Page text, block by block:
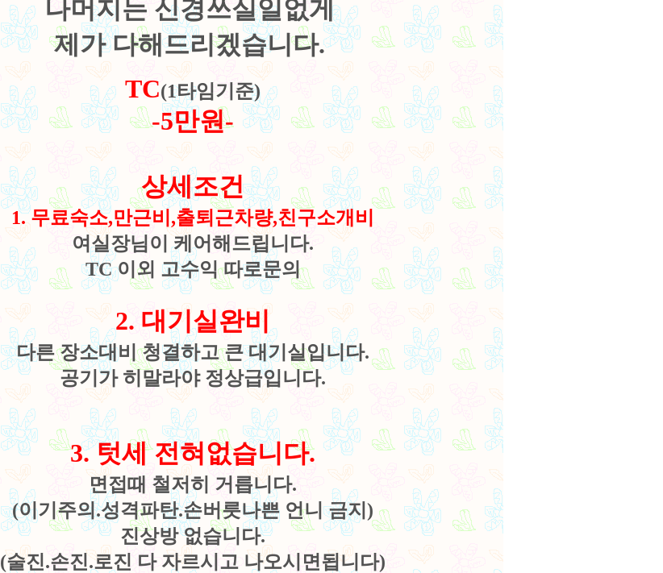
나머지는 신경쓰실일없게
제가 다해드리겠습니다.
TC(1타임기준)
-5만원-
상세조건
1. 무료숙소,만근비,출퇴근차량,친구소개비
여실장님이 케어해드립니다.
TC 이외 고수익 따로문의
2. 대기실완비
다른 장소대비 청결하고 큰 대기실입니다.
공기가 히말라야 정상급입니다.
3. 텃세 전혀없습니다.
면접때 철저히 거릅니다.
(이기주의.성격파탄.손버릇나쁜 언니 금지)
진상방 없습니다.
(술진.손진.로진 다 자르시고 나오시면됩니다)